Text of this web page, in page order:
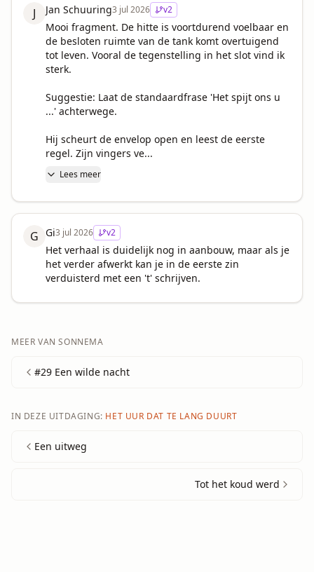
J Jan Schuuring3 jul 2026 v2
Mooi fragment. De hitte is voortdurend voelbaar en
de besloten ruimte van de tank komt overtuigend
tot leven. Vooral de tegenstelling in het slot vind ik
sterk.
Suggestie: Laat de standaardfrase 'Het spijt ons u
...' achterwege.
Hij scheurt de envelop open en leest de eerste
regel. Zijn vingers ve...
Lees meer
G Gi3 jul 2026 v2
Het verhaal is duidelijk nog in aanbouw, maar als je
het verder afwerkt kan je in de eerste zin
verduisterd met een 't' schrijven.
MEER VANSONNEMA
#29 Een wilde nacht
IN DEZE UITDAGING: HET UUR DAT TE LANG DUURT
Een uitweg
Tot het koud werd